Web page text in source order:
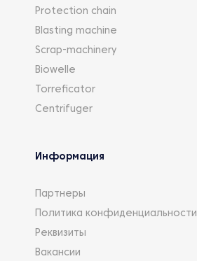
Protection chain
Blasting machine
Scrap-machinery
Biowelle
Torreficator
Centrifuger
Информация
Партнеры
Политика конфиденциальности
Реквизиты
Вакансии